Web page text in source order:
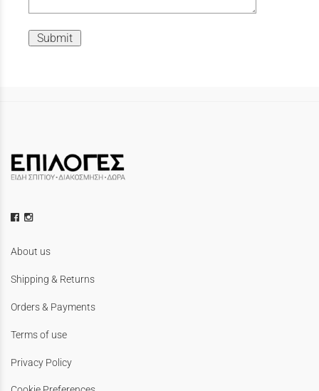
Submit
About us
Shipping & Returns
Orders & Payments
Terms of use
Privacy Policy